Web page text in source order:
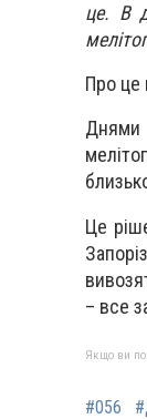
це. В
Про це
Це
– все
Якщо ви
#056